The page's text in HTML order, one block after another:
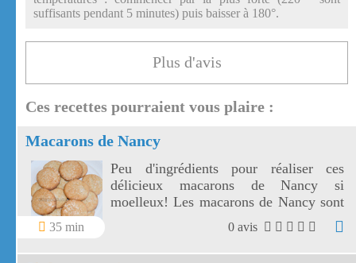
suffisants pendant 5 minutes) puis baisser à 180°.
Plus d'avis
Ces recettes pourraient vous plaire :
Macarons de Nancy
35 min
Peu d'ingrédients pour réaliser ces
délicieux macarons de Nancy si
moelleux! Les macarons de Nancy sont
une recette traditionnelle des soeurs
macarons de Nancy. Les Macarons de
Nancy se conservent dans une boîte en
0 avis